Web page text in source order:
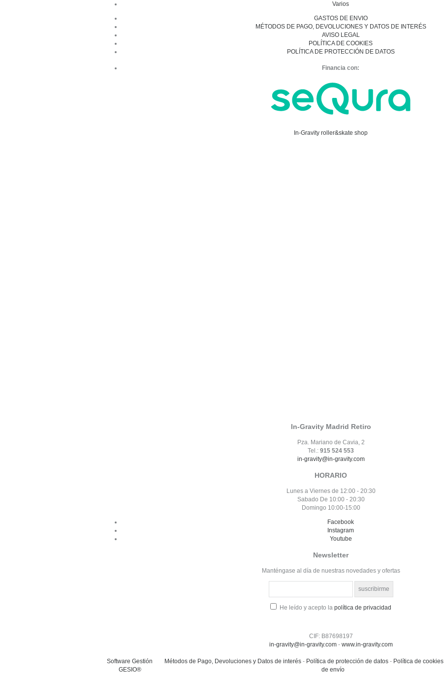
Varios
GASTOS DE ENVIO
MÉTODOS DE PAGO, DEVOLUCIONES Y DATOS DE INTERÉS
AVISO LEGAL
POLÍTICA DE COOKIES
POLÍTICA DE PROTECCIÓN DE DATOS
Financia con:
In-Gravity roller&skate shop
In-Gravity Madrid Retiro
Pza. Mariano de Cavia, 2
Tel.: 915 524 553
in-gravity@in-gravity.com
HORARIO
Lunes a Viernes de 12:00 - 20:30
Sabado De 10:00 - 20:30
Domingo 10:00-15:00
Facebook
Instagram
Youtube
Newsletter
Manténgase al día de nuestras novedades y ofertas
He leído y acepto la política de privacidad
CIF: B87698197
in-gravity@in-gravity.com- www.in-gravity.com
Software Gestión
GESIO®
Métodos de Pago, Devoluciones y Datos de interés - Política de protección de datos - Política de cookies
de envío